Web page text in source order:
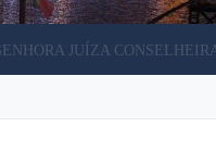
JUÍZA